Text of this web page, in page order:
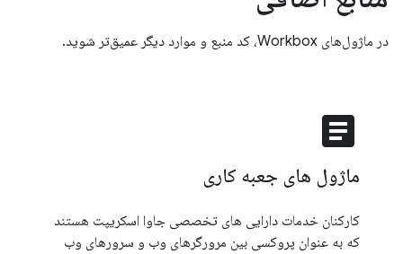
در ماژول‌های Workbox، کد منبع و موارد دیگر عمیق‌تر شوید.
article
ماژول های جعبه کاری
کارکنان خدمات دارایی های تخصصی جاوا اسکریپت هستند
که به عنوان پروکسی بین مرورگرهای وب و سرورهای وب